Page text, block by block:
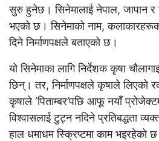
सुरु हुनेछ। सिनेमालाई नेपाल, जापान र
भएको छ। सिनेमाको नाम,
दिने निर्माणपक्षले बताएको छ।
यो सिनेमाका लागि निर्देशक कृषा
छिन्। तर, निर्माणपक्षले कृषाले
कृषाले ‘पिताम्बर’पछि आफू नयाँ
विश्वासलाई टुट्न नदिने प्रतिबद्धता
हाल धमाधम स्क्रिप्टमा काम भइरहेको